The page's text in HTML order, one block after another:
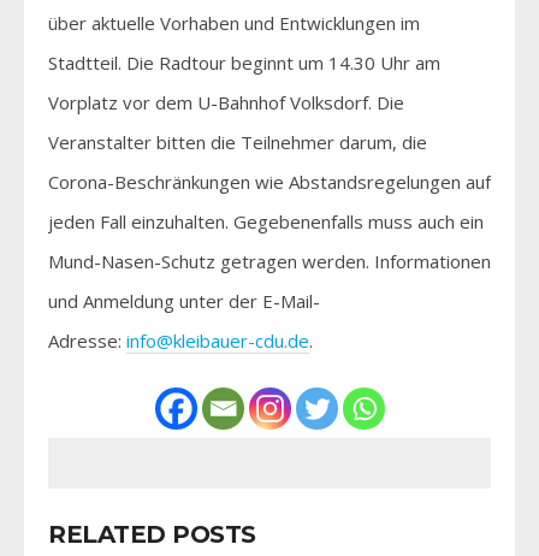
über aktuelle Vorhaben und Entwicklungen im
Stadtteil. Die Radtour beginnt um 14.30 Uhr am
Vorplatz vor dem U-Bahnhof Volksdorf. Die
Veranstalter bitten die Teilnehmer darum, die
Corona-Beschränkungen wie Abstandsregelungen auf
jeden Fall einzuhalten. Gegebenenfalls muss auch ein
Mund-Nasen-Schutz getragen werden. Informationen
und Anmeldung unter der E-Mail-
Adresse: info@kleibauer-cdu.de.
RELATED POSTS